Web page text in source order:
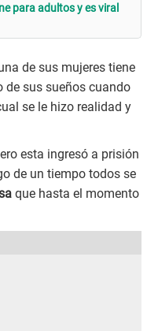
para adultos y es viral
de sus mujeres tiene
sus sueños cuando
se le hizo realidad y
esta ingresó a prisión
de un tiempo todos se
que hasta el momento